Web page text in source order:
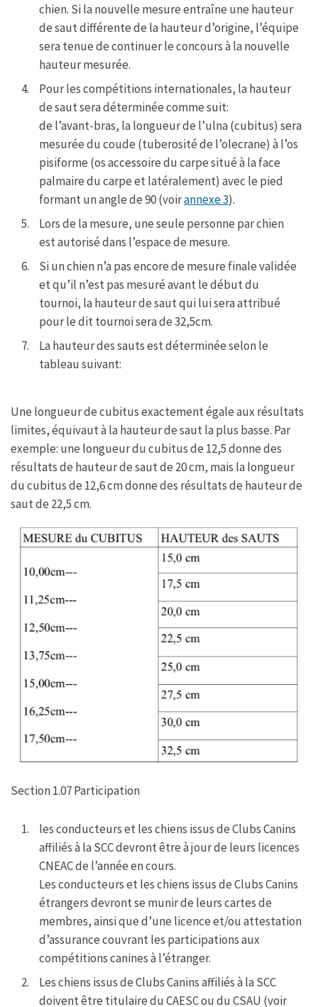
chien. Si la nouvelle mesure entraîne une hauteur
de saut différente de la hauteur d’origine, l’équipe
sera tenue de continuer le concours à la nouvelle
hauteur mesurée.
Pour les compétitions internationales, la hauteur
de saut sera déterminée comme suit:
de l’avant-bras, la longueur de l’ulna (cubitus) sera
mesurée du coude (tuberosité de l’olecrane) à l’os
pisiforme (os accessoire du carpe situé à la face
palmaire du carpe et latéralement) avec le pied
formant un angle de 90 (voirannexe 3).
Lors de la mesure, une seule personne par chien
est autorisé dans l’espace de mesure.
Si un chien n’a pas encore de mesure finale validée
et qu’il n’est pas mesuré avant le début du
tournoi, la hauteur de saut qui lui sera attribué
pour le dit tournoi sera de 32,5cm.
La hauteur des sauts est déterminée selon le
tableau suivant:
Une longueur de cubitus exactement égale aux résultats
limites, équivaut à la hauteur de saut la plus basse. Par
exemple: une longueur du cubitus de 12,5 donne des
résultats de hauteur de saut de 20 cm, mais la longueur
du cubitus de 12,6 cm donne des résultats de hauteur de
saut de 22,5 cm.
Section 1.07 Participation
les conducteurs et les chiens issus de Clubs Canins
affiliés à la SCC devront être à jour de leurs licences
CNEAC de l’année en cours.
Les conducteurs et les chiens issus de Clubs Canins
étrangers devront se munir de leurs cartes de
membres, ainsi que d’une licence et/ou attestation
d’assurance couvrant les participations aux
compétitions canines à l’étranger.
Les chiens issus de Clubs Canins affiliés à la SCC
doivent être titulaire du CAESC ou du CSAU (voir